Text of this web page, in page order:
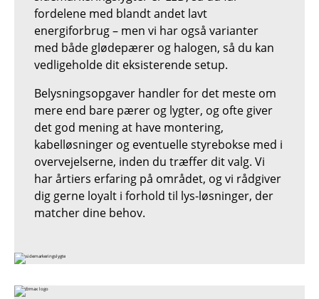
fordelene med blandt andet lavt
energiforbrug – men vi har også varianter
med både glødepærer og halogen, så du kan
vedligeholde dit eksisterende setup.
Belysningsopgaver handler for det meste om
mere end bare pærer og lygter, og ofte giver
det god mening at have montering,
kabelløsninger og eventuelle styrebokse med i
overvejelserne, inden du træffer dit valg. Vi
har årtiers erfaring på området, og vi rådgiver
dig gerne loyalt i forhold til lys-løsninger, der
matcher dine behov.